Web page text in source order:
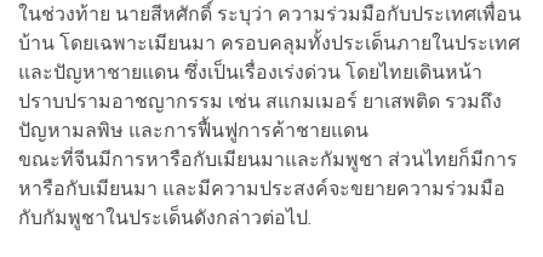
ในช่วงท้าย นายสีหศักดิ์ ระบุว่า ความร่วมมือกับประเทศเพื่อน
บ้าน โดยเฉพาะเมียนมา ครอบคลุมทั้งประเด็นภายในประเทศ
และปัญหาชายแดน ซึ่งเป็นเรื่องเร่งด่วน โดยไทยเดินหน้า
ปราบปรามอาชญากรรม เช่น สแกมเมอร์ ยาเสพติด รวมถึง
ปัญหามลพิษ และการฟื้นฟูการค้าชายแดน
ขณะที่จีนมีการหารือกับเมียนมาและกัมพูชา ส่วนไทยก็มีการ
หารือกับเมียนมา และมีความประสงค์จะขยายความร่วมมือ
กับกัมพูชาในประเด็นดังกล่าวต่อไป.